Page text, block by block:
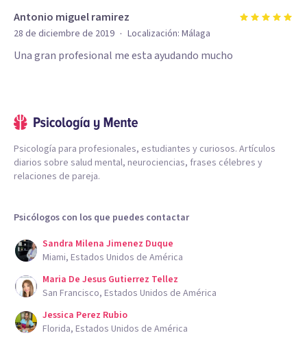
Antonio miguel ramirez
28 de diciembre de 2019 · Localización: Málaga
Una gran profesional me esta ayudando mucho
Psicología para profesionales, estudiantes y curiosos. Artículos
diarios sobre salud mental, neurociencias, frases célebres y
relaciones de pareja.
Psicólogos con los que puedes contactar
Sandra Milena Jimenez Duque
Miami, Estados Unidos de América
Maria De Jesus Gutierrez Tellez
San Francisco, Estados Unidos de América
Jessica Perez Rubio
Florida, Estados Unidos de América